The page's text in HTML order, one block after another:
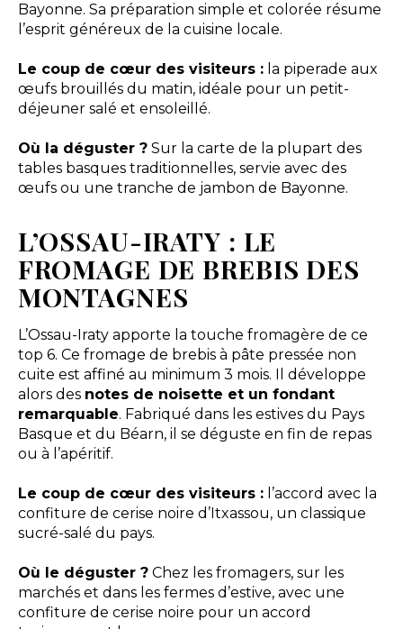
Bayonne. Sa préparation simple et colorée résume
l’esprit généreux de la cuisine locale.
Le coup de cœur des visiteurs :la piperade aux
œufs brouillés du matin, idéale pour un petit-
déjeuner salé et ensoleillé.
Où la déguster ?Sur la carte de la plupart des
tables basques traditionnelles, servie avec des
œufs ou une tranche de jambon de Bayonne.
L’OSSAU-IRATY : LE
FROMAGE DE BREBIS DES
MONTAGNES
L’Ossau-Iraty apporte la touche fromagère de ce
top 6. Ce fromage de brebis à pâte pressée non
cuite est affiné au minimum 3 mois. Il développe
alors des notes de noisette et un fondant
remarquable. Fabriqué dans les estives du Pays
Basque et du Béarn, il se déguste en fin de repas
ou à l’apéritif.
Le coup de cœur des visiteurs :l’accord avec la
confiture de cerise noire d’Itxassou, un classique
sucré-salé du pays.
Où le déguster ?Chez les fromagers, sur les
marchés et dans les fermes d’estive, avec une
confiture de cerise noire pour un accord